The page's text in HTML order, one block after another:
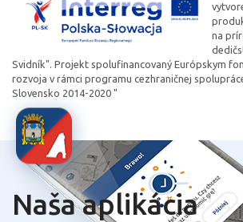
na
Svidník". Projekt spolufinancovaný Európskym
rozvoja v rámci programu cezhraničnej
Slovensko 2014-2020 "
Naša aplikácia